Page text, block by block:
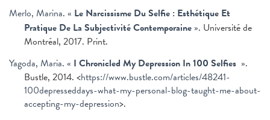
Merlo, Marina. « Le Narcissisme Du Selfie : Esthétique Et
Pratique De La Subjectivité Contemporaine ». Université de
Montréal, 2017. Print.
Yagoda, Maria. « I Chronicled My Depression In 100 Selfies ».
Bustle, 2014. <https://www.bustle.com/articles/48241-
100depresseddays-what-my-personal-blog-taught-me-about-
accepting-my-depression>.